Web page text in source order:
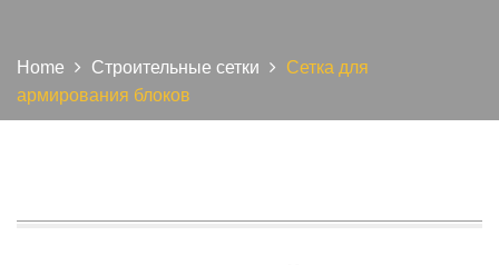
Home Строительные сетки
Сетка для
армирования блоков